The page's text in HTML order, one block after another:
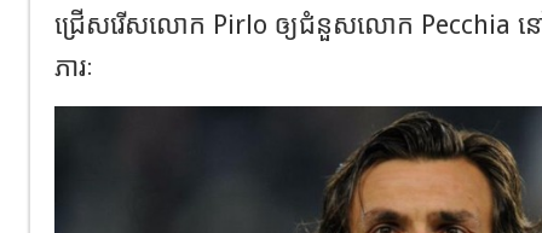
ជ្រើសរើសលោក Pirlo ឲ្យជំនួសលោក Pecchia ន
ភារៈ